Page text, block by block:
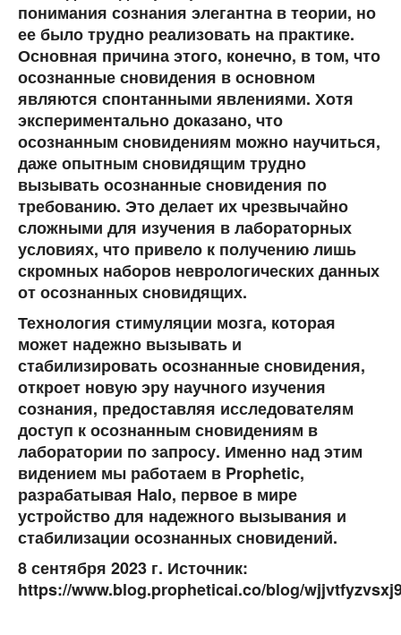
понимания сознания элегантна в теории, но
ее было трудно реализовать на практике.
Основная причина этого, конечно, в том, что
осознанные сновидения в основном
являются спонтанными явлениями. Хотя
экспериментально доказано, что
осознанным сновидениям можно научиться,
даже опытным сновидящим трудно
вызывать осознанные сновидения по
требованию. Это делает их чрезвычайно
сложными для изучения в лабораторных
условиях, что привело к получению лишь
скромных наборов неврологических данных
от осознанных сновидящих.
Технология стимуляции мозга, которая
может надежно вызывать и
стабилизировать осознанные сновидения,
откроет новую эру научного изучения
сознания, предоставляя исследователям
доступ к осознанным сновидениям в
лаборатории по запросу. Именно над этим
видением мы работаем в Prophetic,
разрабатывая Halo, первое в мире
устройство для надежного вызывания и
стабилизации осознанных сновидений.
8 сентября 2023 г. Источник:
https://www.blog.propheticai.co/blog/